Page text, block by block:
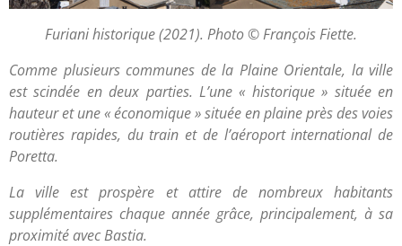
Furiani historique (2021). Photo © François Fiette.
Comme plusieurs communes de la Plaine Orientale, la ville
est scindée en deux parties. L’une « historique » située en
hauteur et une « économique » située en plaine près des voies
routières rapides, du train et de l’aéroport international de
Poretta.
La ville est prospère et attire de nombreux habitants
supplémentaires chaque année grâce, principalement, à sa
proximité avec Bastia.